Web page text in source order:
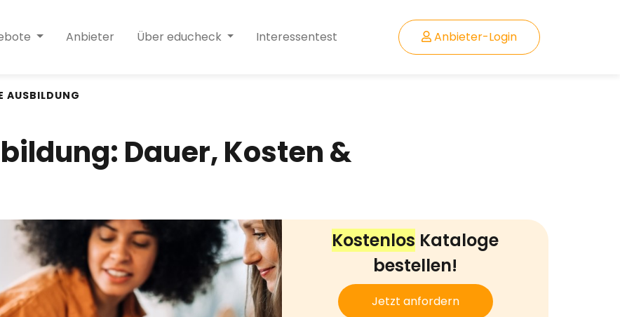
Anbieter Über educheck Interessentest Anbieter-Login
AUSBILDUNG
Dauer, Kosten &
Kostenlos Kataloge
bestellen!
Jetzt anfordern